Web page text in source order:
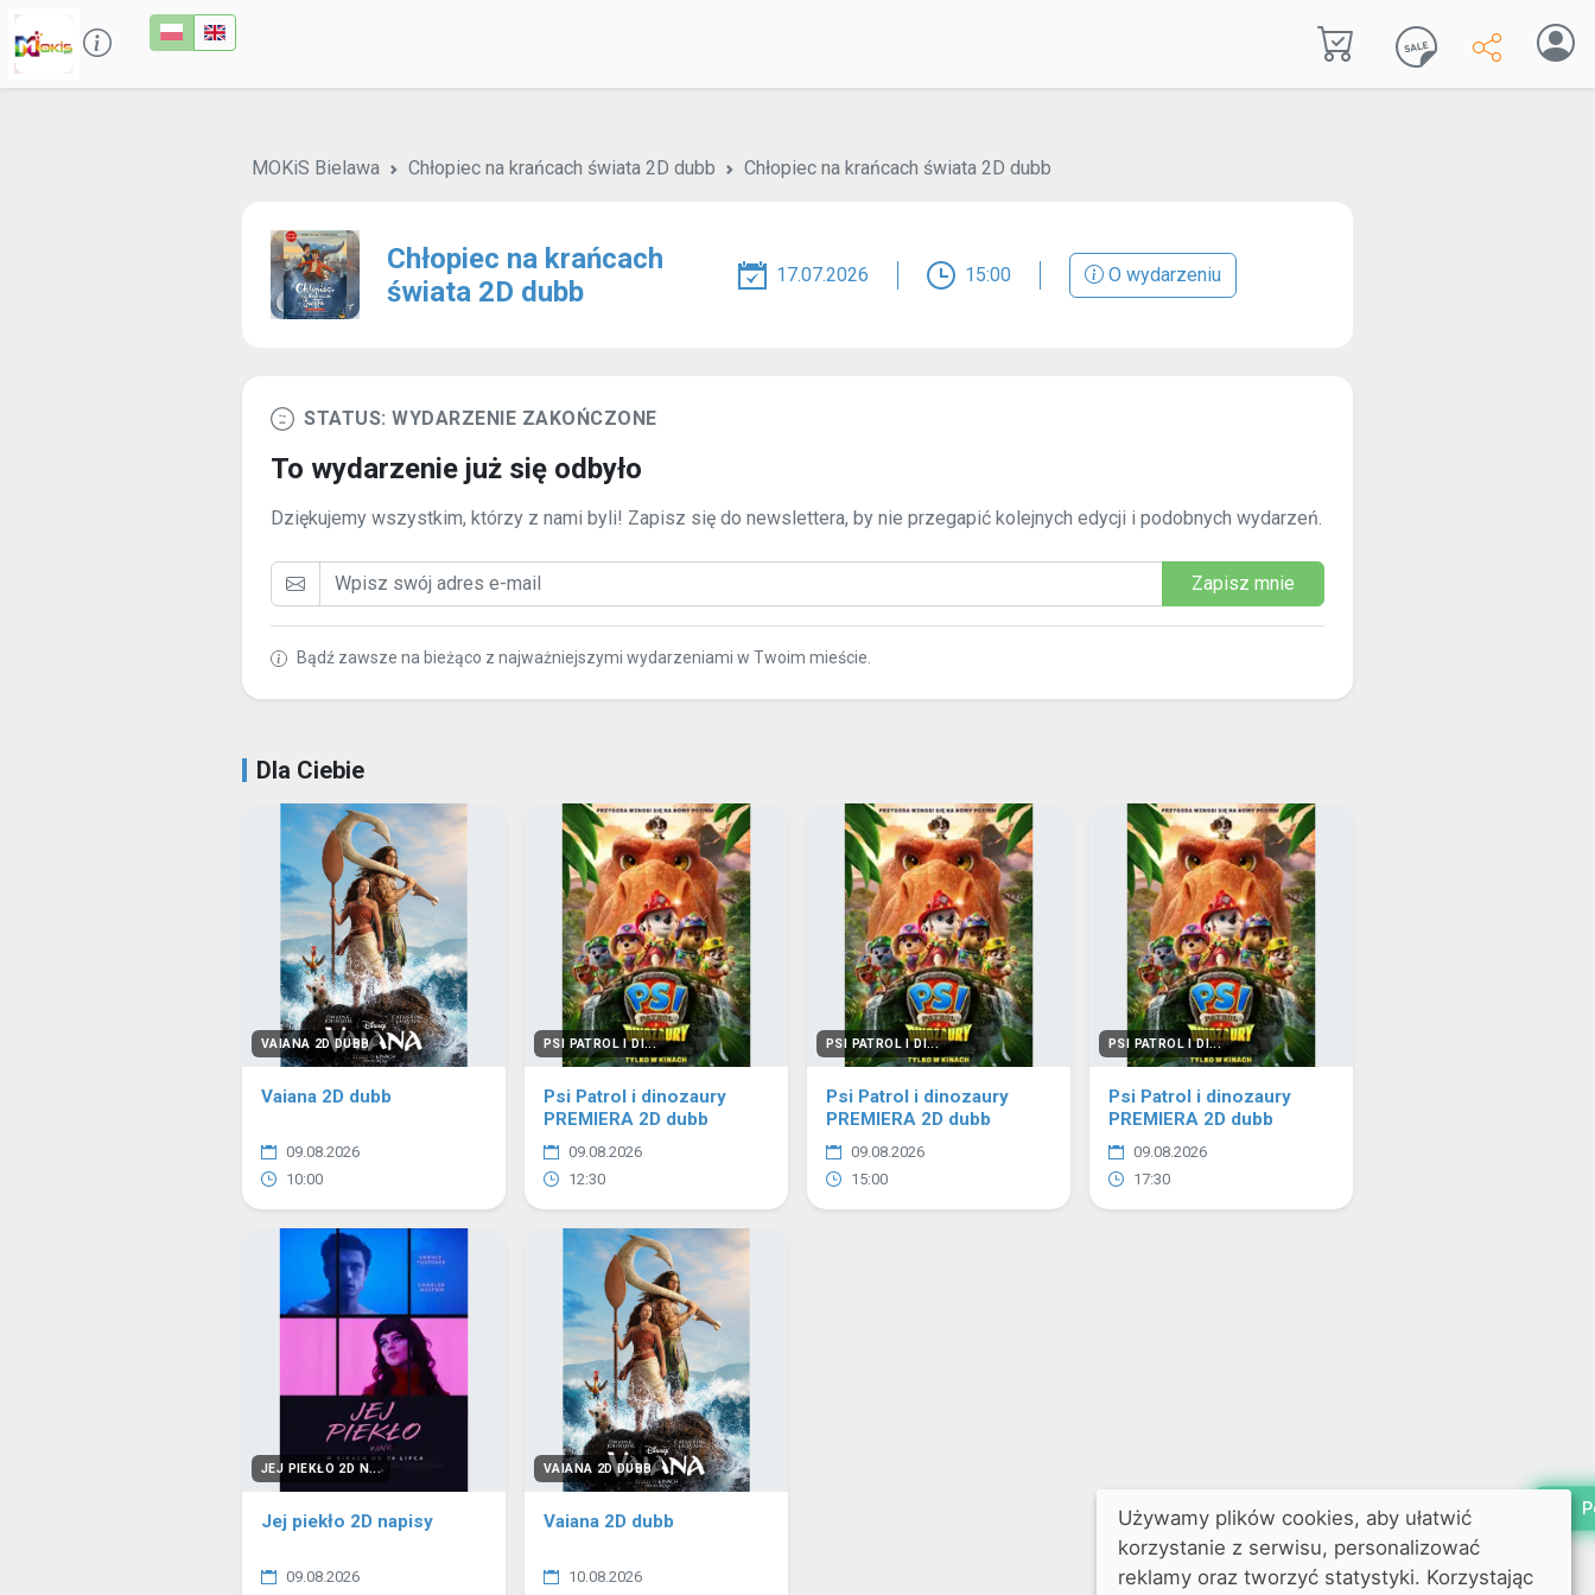
MOKiS Bielawa Chłopiec na krańcach świata 2D dubb Chłopiec na krańcach świata 2D dubb
Chłopiec na krańcach
świata 2D dubb
17.07.2026 15:00 O wydarzeniu
STATUS: WYDARZENIE ZAKOŃCZONE
To wydarzenie już się odbyło
Dziękujemy wszystkim, którzy z nami byli! Zapisz się do newslettera, by nie przegapić kolejnych edycji i podobnych wydarzeń.
Zapisz mnie
Bądź zawsze na bieżąco z najważniejszymi wydarzeniami w Twoim mieście.
Dla Ciebie
VAIANA 2D DUBB
Vaiana 2D dubb
09.08.2026
10:00
PSI PATROL I DI...
Psi Patrol i dinozaury
PREMIERA 2D dubb
09.08.2026
12:30
PSI PATROL I DI...
Psi Patrol i dinozaury
PREMIERA 2D dubb
09.08.2026
15:00
PSI PATROL I DI...
Psi Patrol i dinozaury
PREMIERA 2D dubb
09.08.2026
17:30
JEJ PIEKŁO 2D N...
Jej piekło 2D napisy
09.08.2026
VAIANA 2D DUBB
Vaiana 2D dubb
10.08.2026
Używamy plików cookies, aby ułatwić
korzystanie z serwisu, personalizować
reklamy oraz tworzyć statystyki. Korzystając